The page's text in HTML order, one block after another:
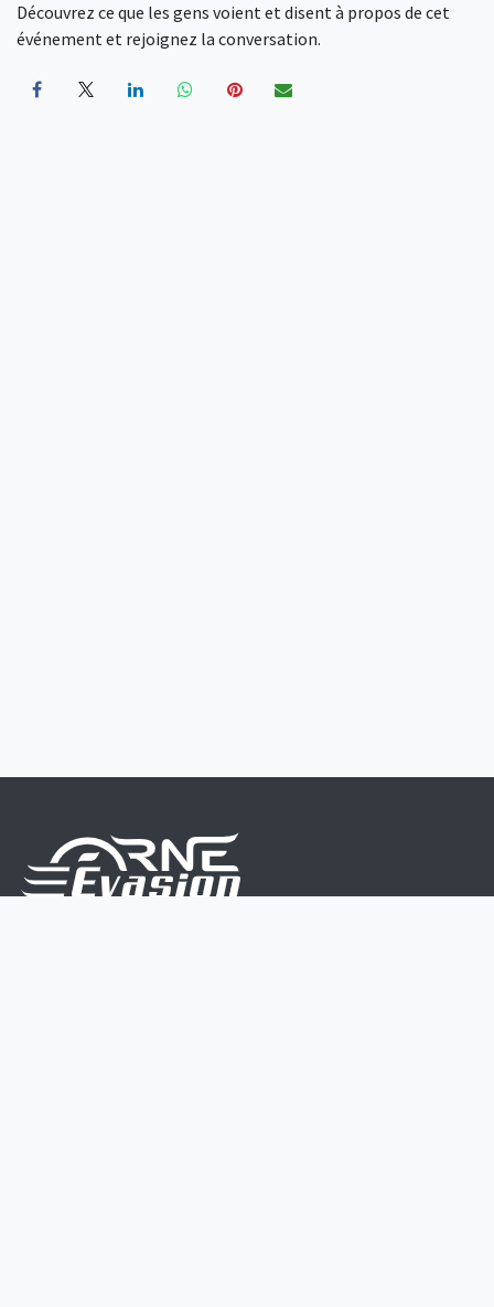
Découvrez ce que les gens voient et disent à propos de cet
événement et rejoignez la conversation.